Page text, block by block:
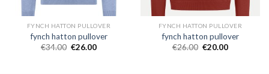
FYNCH HATTON PULLOVER
fynch hatton pullover
€34.00 €26.00
FYNCH HATTON PULLOVER
fynch hatton pullover
€26.00 €20.00